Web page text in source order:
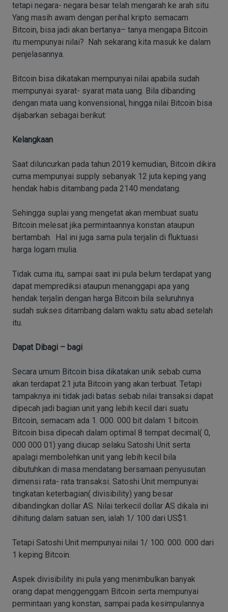
tetapi negara- negara besar telah mengarah ke arah situ.
Yang masih awam dengan perihal kripto semacam
Bitcoin, bisa jadi akan bertanya– tanya mengapa Bitcoin
itu mempunyai nilai? Nah sekarang kita masuk ke dalam
penjelasannya.
Bitcoin bisa dikatakan mempunyai nilai apabila sudah
mempunyai syarat- syarat mata uang. Bila dibanding
dengan mata uang konvensional, hingga nilai Bitcoin bisa
dijabarkan sebagai berikut:
Kelangkaan
Saat diluncurkan pada tahun 2019 kemudian, Bitcoin dikira
cuma mempunyai supply sebanyak 12 juta keping yang
hendak habis ditambang pada 2140 mendatang.
Sehingga suplai yang mengetat akan membuat suatu
Bitcoin melesat jika permintaannya konstan ataupun
bertambah. Hal ini juga sama pula terjalin di fluktuasi
harga logam mulia.
Tidak cuma itu, sampai saat ini pula belum terdapat yang
dapat memprediksi ataupun menanggapi apa yang
hendak terjalin dengan harga Bitcoin bila seluruhnya
sudah sukses ditambang dalam waktu satu abad setelah
itu.
Dapat Dibagi – bagi
Secara umum Bitcoin bisa dikatakan unik sebab cuma
akan terdapat 21 juta Bitcoin yang akan terbuat. Tetapi
tampaknya ini tidak jadi batas sebab nilai transaksi dapat
dipecah jadi bagian unit yang lebih kecil dari suatu
Bitcoin, semacam ada 1. 000. 000 bit dalam 1 bitcoin.
Bitcoin bisa dipecah dalam optimal 8 tempat decimal( 0,
000 000 01) yang diucap selaku Satoshi Unit serta
apalagi membolehkan unit yang lebih kecil bila
dibutuhkan di masa mendatang bersamaan penyusutan
dimensi rata- rata transaksi. Satoshi Unit mempunyai
tingkatan keterbagian( divisibility) yang besar
dibandingkan dollar AS. Nilai terkecil dollar AS dikala ini
dihitung dalam satuan sen, ialah 1/ 100 dari US$1.
Tetapi Satoshi Unit mempunyai nilai 1/ 100. 000. 000 dari
1 keping Bitcoin.
Aspek divisibility ini pula yang menimbulkan banyak
orang dapat menggenggam Bitcoin serta mempunyai
permintaan yang konstan, sampai pada kesimpulannya